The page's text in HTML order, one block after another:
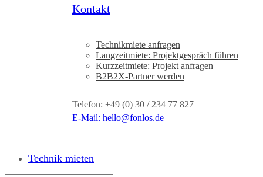
Kontakt
Technikmiete anfragen
Langzeitmiete: Projektgespräch führen
Kurzzeitmiete: Projekt anfragen
B2B2X-Partner werden
Telefon: +49 (0) 30 / 234 77 827
E-Mail: hello@fonlos.de
Technik mieten